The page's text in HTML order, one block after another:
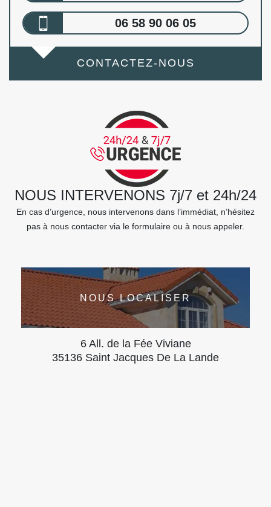
06 58 90 06 05
CONTACTEZ-NOUS
NOUS INTERVENONS 7j/7 et 24h/24
En cas d’urgence, nous intervenons dans l’immédiat, n’hésitez
pas à nous contacter via le formulaire ou à nous appeler.
NOUS LOCALISER
6 All. de la Fée Viviane
35136 Saint Jacques De La Lande